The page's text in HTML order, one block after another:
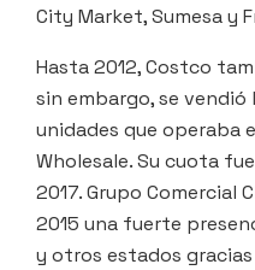
City Market, Sumesa y
Hasta 2012, Costco
sin embargo, se
unidades que operaba
Wholesale. Su cuota
2017. Grupo Comercial
2015 una fuerte
y otros estados